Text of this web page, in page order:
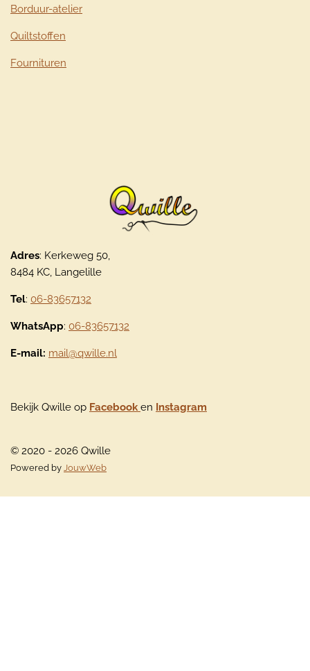
Borduur-atelier
Quiltstoffen
Fournituren
Adres: Kerkeweg 50,
8484 KC, Langelille
Tel: 06-83657132
WhatsApp: 06-83657132
E-mail: mail@qwille.nl
Bekijk Qwille op Facebook en Instagram
© 2020 - 2026 Qwille
Powered by JouwWeb